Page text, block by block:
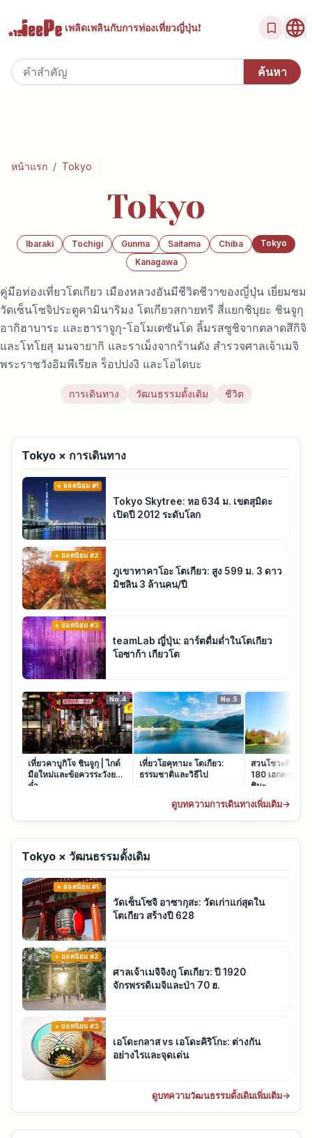
เพลิดเพลินกับการท่องเที่ยวญี่ปุ่น!
หน้าแรก / Tokyo
Tokyo
Ibaraki Tochigi Gunma Saitama Chiba
Tokyo
Kanagawa
คู่มือท่องเที่ยวโตเกียว เมืองหลวงอันมีชีวิตชีวาของญี่ปุ่น เยี่ยมชม
วัดเซ็นโซจิประตูคามินาริมง โตเกียวสกายทรี สี่แยกชิบุยะ ชินจูกุ
อากิฮาบาระ และฮาราจูกุ-โอโมเตซันโด ลิ้มรสซูชิจากตลาดสึกิจิ
และโทโยสุ มนจายากิ และราเม็งจากร้านดัง สำรวจศาลเจ้าเมจิ
พระราชวังอิมพีเรียล ร็อปปงงิ และโอไดบะ
การเดินทาง วัฒนธรรมดั้งเดิม ชีวิต
Tokyo × การเดินทาง
ยอดนิยม #1
Tokyo Skytree: หอ 634 ม. เขตสุมิดะ
เปิดปี 2012 ระดับโลก
ยอดนิยม #2
ภูเขาทาคาโอะ โตเกียว: สูง 599 ม. 3 ดาว
มิชลิน 3 ล้านคน/ปี
ยอดนิยม #3
teamLab ญี่ปุ่น: อาร์ตดื่มด่ำในโตเกียว
โอซาก้า เกียวโต
No.4
เที่ยวคาบูกิโจ ชินจูกุ | ไกด์
มือใหม่และข้อควรระวังยาม
ค่ำ
No.5
เที่ยวโอคุทามะ โตเกียว:
ธรรมชาติและวิธีไป
สวนโชวะคิเน็น โ
180 เฮกตาร์ทา
ชิมะ
ดูบทความการเดินทางเพิ่มเติม→
Tokyo × วัฒนธรรมดั้งเดิม
ยอดนิยม #1
วัดเซ็นโซจิ อาซากุสะ: วัดเก่าแก่สุดใน
โตเกียว สร้างปี 628
ยอดนิยม #2
ศาลเจ้าเมจิจิงกู โตเกียว: ปี 1920
จักรพรรดิเมจิและป่า 70 ฮ.
ยอดนิยม #3
เอโดะกลาส vs เอโดะคิริโกะ: ต่างกัน
อย่างไรและจุดเด่น
ดูบทความวัฒนธรรมดั้งเดิมเพิ่มเติม→